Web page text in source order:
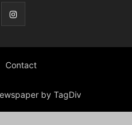
Contact
by TagDiv